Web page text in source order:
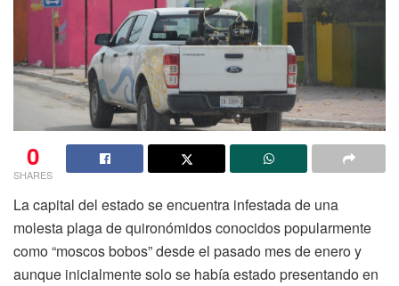
0
SHARES
La capital del estado se encuentra infestada de una
molesta plaga de quironómidos conocidos popularmente
como “moscos bobos” desde el pasado mes de enero y
aunque inicialmente solo se había estado presentando en